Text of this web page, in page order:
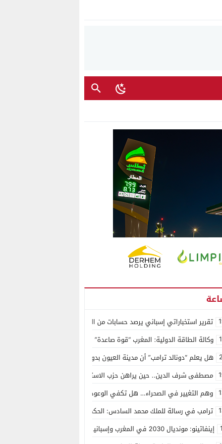
تقرير استخباراتي إسباني يرصد حسابات من الجزائر وأرقاما بـ”213+” ضمن حملة رقمية منظمة حرّضت على اقتحام سبتة
وكالة الطاقة الدولية: المغرب “قوة صاعدة” في سوق المعادن الاستراتيجية
هل يعلم “دونالد ترامب” أن مدينة العيون بدون ماء؟
مصطفى شرف الدين.. حين يراهن حزب الاستقلال على الكفاءة ويمنح الشباب
وهم التغيير في الصحراء… هل تكفي الوعود الفارغة لصناعة الواقع؟
ترامب في رسالة للملك محمد السادس: الحكم الذاتي هو الأساس الوحيد لحل
إينفاتينو: مونديال 2030 في المغرب وإسبانيا والبرتغال سيكون “الأجمل في التاريخ”